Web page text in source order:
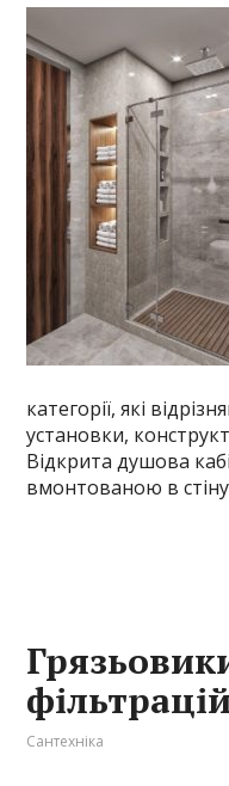
категорії, які
установки,
Відкрита душова
вмонтованою в
Сантехніка